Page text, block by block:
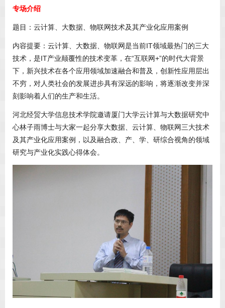
专场介绍
题目：云计算、大数据、物联网技术及其产业化应用案例
内容提要：云计算、大数据、物联网是当前IT领域最热门的三大
技术，是IT产业颠覆性的技术变革，在“互联网+”的时代大背景
下，新兴技术在各个应用领域加速融合和普及，创新性应用层出
不穷，对人类社会的发展进步具有深远的影响，将逐渐改变并深
刻影响着人们的生产和生活。
河北经贸大学信息技术学院邀请厦门大学云计算与大数据研究中
心林子雨博士与大家一起分享大数据、云计算、物联网三大技术
及其产业化应用案例，以及融合政、产、学、研综合视角的领域
研究与产业化实践心得体会。